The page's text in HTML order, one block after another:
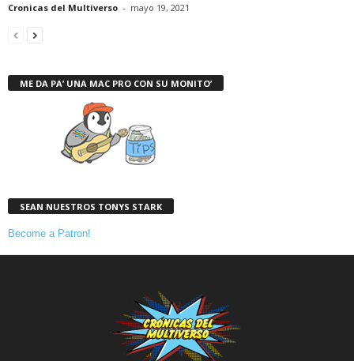
Cronicas del Multiverso - mayo 19, 2021
ME DA PA’ UNA MAC PRO CON SU MONITO’
SEAN NUESTROS TONYS STARK
Become a Patron!